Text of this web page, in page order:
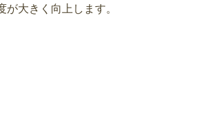
大きく向上します。